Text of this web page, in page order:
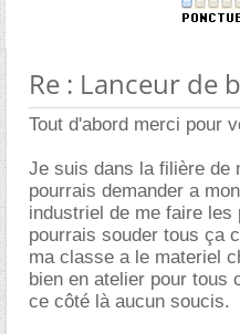
Re : Lanceur de
Tout d'abord merci pour
Je suis dans la filière de
pourrais demander a
industriel de me faire
pourrais souder tous ça
ma classe a le materiel
bien en atelier pour tous
ce côté là aucun soucis.